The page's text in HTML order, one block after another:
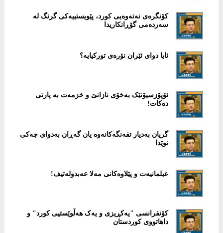
کۆنگرەی نەتەوەیی کورد، پێویستییەکی گرنگ لە
سەردەمی گۆڕانکاریدا
ئایا دوای ئێران نۆرەی تورکیایە؟
ئۆپۆزسیۆنێک بەخۆی نازانێ و خزمەت بە پارتی
دەکات!
گریان بەدیار تفەنگەکانەوە یان گەڕان بەدوای چەکی
نوێدا
عیلمانیەت و پێلاوەکانی مەلا عەبدولەتیف!
کۆنفرانسی "یەکڕیزی و یەک هەڵوێستیی کورد" و
داهاتووی کوردستان